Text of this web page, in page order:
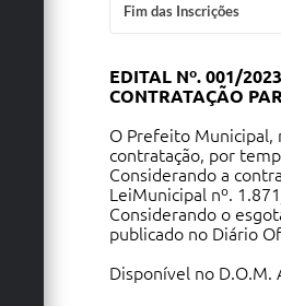
Fim das Inscrições
EDITAL Nº. 001/
CONTRATAÇÃO
O Prefeito Municipal,
contratação, por
Considerando a
LeiMunicipal nº.
Considerando o
publicado no Diário
Disponível no D.O.M.